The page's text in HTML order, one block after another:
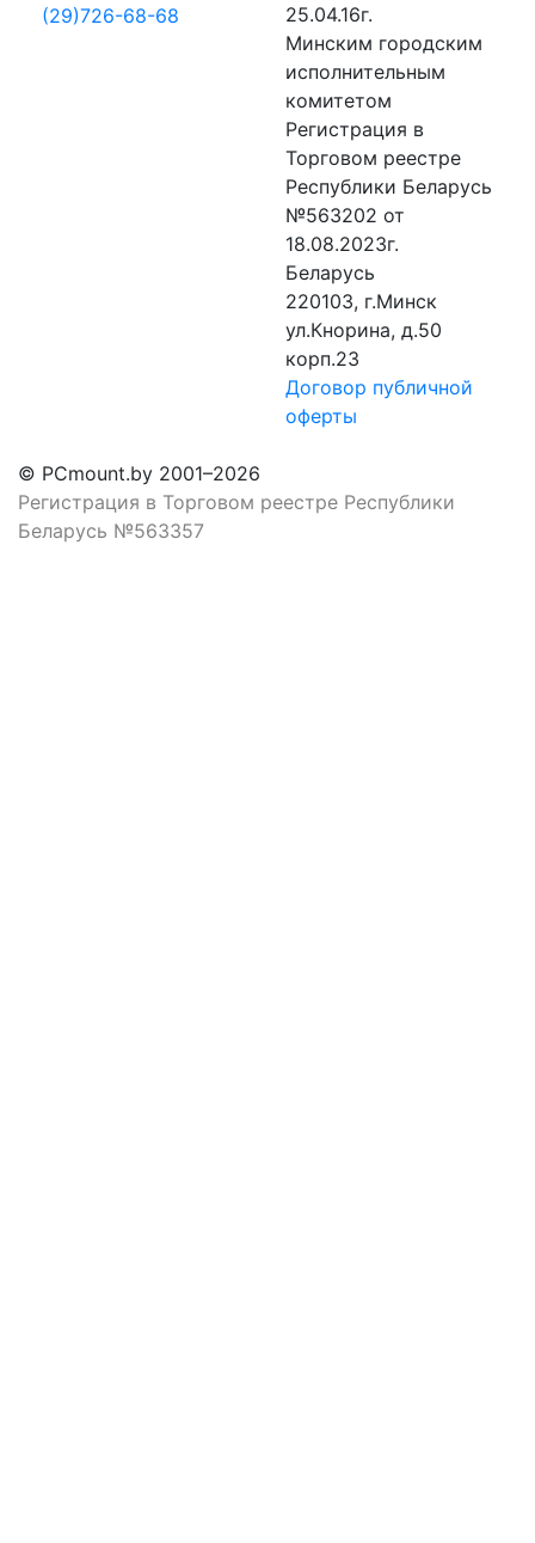
(29)726-68-68
25.04.16г.
Минским городским
исполнительным
комитетом
Регистрация в
Торговом реестре
Республики Беларусь
№563202 от
18.08.2023г.
Беларусь
220103, г.Минск
ул.Кнорина, д.50
корп.23
Договор публичной
оферты
© PCmount.by 2001–2026
Регистрация в Торговом реестре Республики
Беларусь №563357